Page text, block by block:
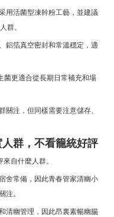
用活菌型凍幹粉工藝，並建議
群。
鋁箔真空密封和常溫穩定，適
菌更適合從長期日常補充和場
關注，但同樣需要注意儲存、
群，不看籠統好評
自什麼人群。
舍常備，因此青春管家清幽小
注。
清幽管理，因此昂裏素暢幽腸